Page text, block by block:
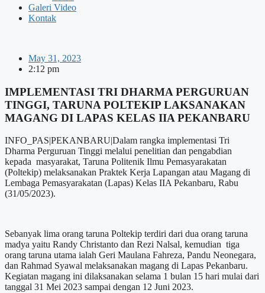
Galeri Video
Kontak
May 31, 2023
2:12 pm
IMPLEMENTASI TRI DHARMA PERGURUAN
TINGGI, TARUNA POLTEKIP LAKSANAKAN
MAGANG DI LAPAS KELAS IIA PEKANBARU
INFO_PAS|PEKANBARU|Dalam rangka implementasi Tri
Dharma Perguruan Tinggi melalui penelitian dan pengabdian
kepada masyarakat, Taruna Politenik Ilmu Pemasyarakatan
(Poltekip) melaksanakan Praktek Kerja Lapangan atau Magang di
Lembaga Pemasyarakatan (Lapas) Kelas IIA Pekanbaru, Rabu
(31/05/2023).
Sebanyak lima orang taruna Poltekip terdiri dari dua orang taruna
madya yaitu Randy Christanto dan Rezi Nalsal, kemudian tiga
orang taruna utama ialah Geri Maulana Fahreza, Pandu Neonegara,
dan Rahmad Syawal melaksanakan magang di Lapas Pekanbaru.
Kegiatan magang ini dilaksanakan selama 1 bulan 15 hari mulai dari
tanggal 31 Mei 2023 sampai dengan 12 Juni 2023.